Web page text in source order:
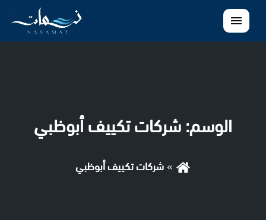
القائمة
الوسم: شركات تكييف أبوظبي
شركات تكييف أبوظبي